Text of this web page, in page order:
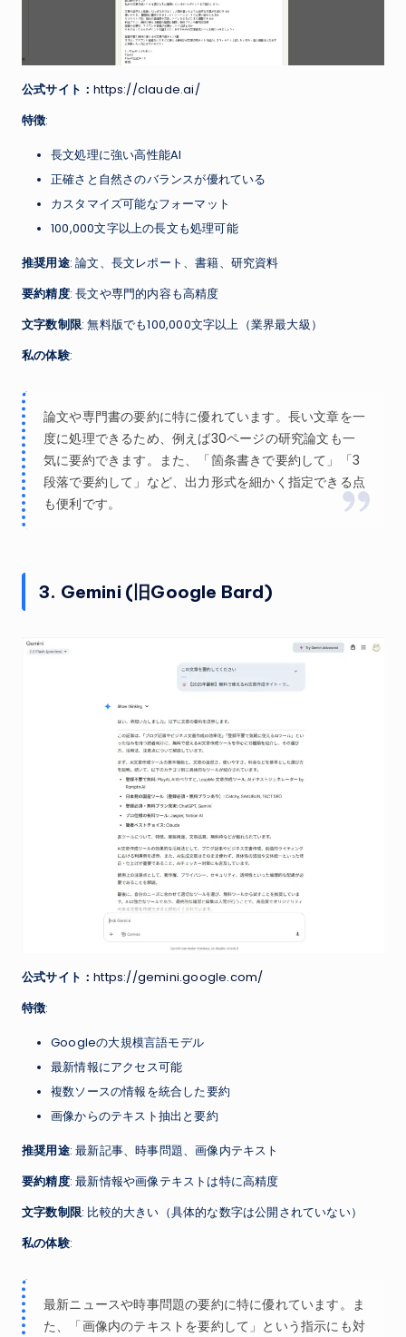
公式サイト：https://claude.ai/
特徴:
長文処理に強い高性能AI
正確さと自然さのバランスが優れている
カスタマイズ可能なフォーマット
100,000文字以上の長文も処理可能
推奨用途: 論文、長文レポート、書籍、研究資料
要約精度: 長文や専門的内容も高精度
文字数制限: 無料版でも100,000文字以上（業界最大級）
私の体験:
論文や専門書の要約に特に優れています。長い文章を一
度に処理できるため、例えば30ページの研究論文も一
気に要約できます。また、「箇条書きで要約して」「3
段落で要約して」など、出力形式を細かく指定できる点
も便利です。
3. Gemini (旧Google Bard)
公式サイト：https://gemini.google.com/
特徴:
Googleの大規模言語モデル
最新情報にアクセス可能
複数ソースの情報を統合した要約
画像からのテキスト抽出と要約
推奨用途: 最新記事、時事問題、画像内テキスト
要約精度: 最新情報や画像テキストは特に高精度
文字数制限: 比較的大きい（具体的な数字は公開されていない）
私の体験:
最新ニュースや時事問題の要約に特に優れています。ま
た、「画像内のテキストを要約して」という指示にも対